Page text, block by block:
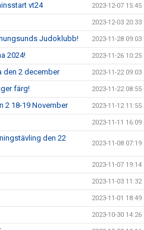
vt24 2023-12-07 15:45
2023-12-03 20:33
Judoklubb! 2023-11-28 09:03
2024! 2023-11-26 10:25
den 2 december 2023-11-22 09:03
färg! 2023-11-22 08:55
2 18-19 November 2023-11-12 11:55
2023-11-11 16:09
den 22
2023-11-08 07:19
2023-11-07 19:14
2023-11-03 11:32
2023-11-01 18:49
2023-10-30 14:26